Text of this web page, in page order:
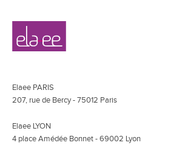
Navigation
secondaire
Elaee
Elaee PARIS
207, rue de Bercy - 75012 Paris
Elaee LYON
4 place Amédée Bonnet - 69002 Lyon